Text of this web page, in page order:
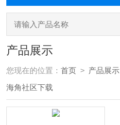
产品展示
您现在的位置：首页 > 产品展示
海角社区下载